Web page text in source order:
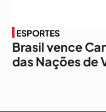
ESPORTES
Brasil vence
das Nações de